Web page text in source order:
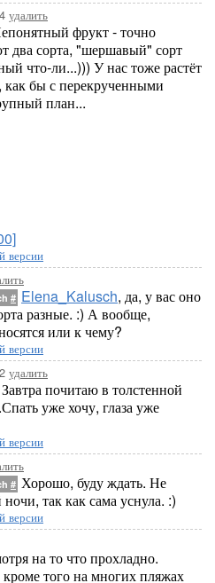
удалить
фрукт - точно
два сорта, "шершавый" сорт
что-ли...))) У нас тоже растёт
как бы с перекрученными
план...
версии
# Elena_Kalusch, да, у вас оно
разные. :) А вообще,
или к чему?
версии
удалить
Завтра почитаю в толстенной
уже хочу, глаза уже
версии
# Хорошо, буду ждать. Не
так как сама уснула. :)
версии
на то что прохладно.
кроме того на многих пляжах